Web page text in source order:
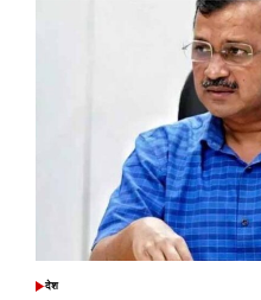
POSTED
देश